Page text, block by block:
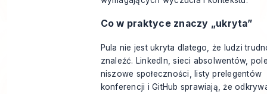
Co w praktyce znaczy „ukryta”
Pula nie jest ukryta dlatego, że ludzi
znaleźć. LinkedIn, sieci absolwentów,
niszowe społeczności, listy prelegentów
konferencji i GitHub sprawiają, że